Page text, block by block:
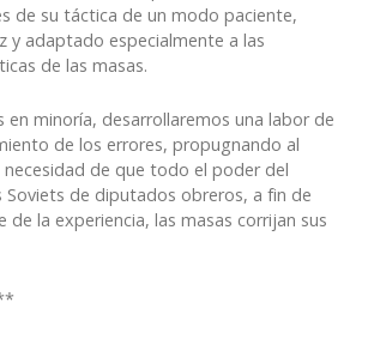
de su táctica de un modo paciente,
y adaptado especialmente a las
de las masas.
en minoría, desarrollaremos una labor de
de los errores, propugnando al
de que todo el poder del
Soviets de diputados obreros, a fin de
de la experiencia, las masas corrijan sus